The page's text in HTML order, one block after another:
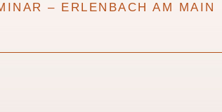
– ERLENBACH AM MAIN